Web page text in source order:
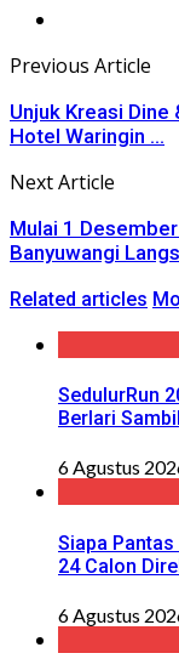
Previous Article
Unjuk Kreasi
Hotel Waringin ...
Next Article
Mulai 1
Banyuwangi
Related articles
SedulurRun
Berlari
6 Agustus
Siapa
24 Calon
6 Agustus